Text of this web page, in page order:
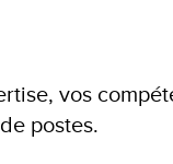
vos
postes.